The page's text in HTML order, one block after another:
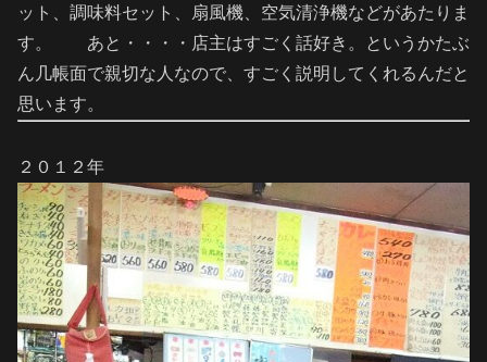
ット、調味料セット、扇風機、空気清浄機などがあたりま
す。 あと・・・・店主はすごく話好き。というかたぶ
ん几帳面で親切な人なので、すごく説明してくれるんだと
思います。
２０１２年